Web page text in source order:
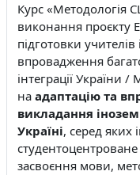
Курс «Методологія
виконання проєкту
підготовки
впровадження
інтеграції України /
на адаптацію та
викладання
Україні, серед яких
засвоєння мови,